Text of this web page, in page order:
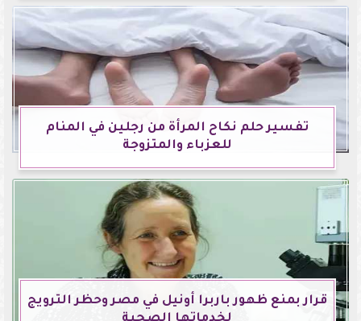
تفسير حلم نكاح المرأة من رجلين في المنام
للعزباء والمتزوجة
قرار بمنع ظهور باربرا أونيل في مصر وحظر الترويج